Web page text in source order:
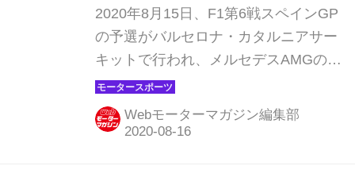
ンはまた3番手【モータース
ポーツ】
2020年8月15日、F1第6戦スペインGP
の予選がバルセロナ・カタルニアサー
キットで行われ、メルセデスAMGのル
イス・ハミルトンがポールポジション
を獲得した。2番手はチームメイトの
バルテリ・ボッタス、3番手はレッド
Webモーターマガジン編集部